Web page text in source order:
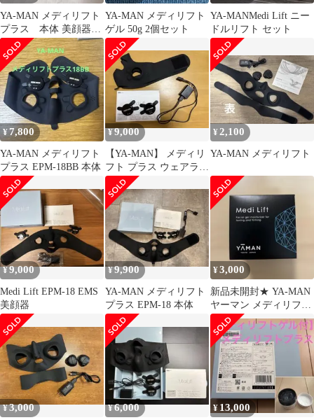
YA-MAN メディリフト
プラス 本体 美顔器
袋付き
YA-MAN メディリフト
ゲル 50g 2個セット
YA-MANMedi Lift ニー
ドルリフト セット
¥7,800
YA-MAN メディリフト
プラス EPM-18BB 本体
¥9,000
【YA-MAN】 メディリ
フト プラス ウェアラブ
ルEMS美顔器 EPM-18
¥ 2,100
YA-MAN メディリフト
¥9,000
Medi Lift EPM-18 EMS
美顔器
¥9,900
YA-MAN メディリフト
プラス EPM-18 本体
¥3,000
新品未開封★ YA‐MAN
ヤーマン メディリフ
ト ゲル 50g
¥3,000 ¥6,000 ¥13,000